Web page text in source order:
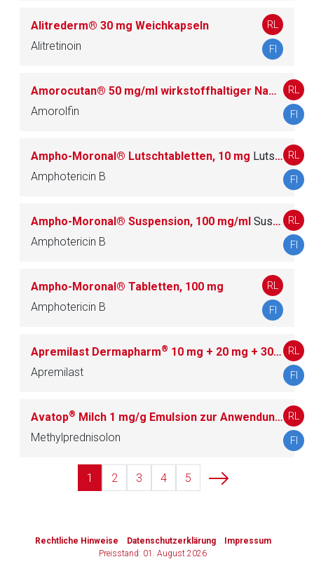
Alitrederm® 30 mg Weichkapseln
Alitretinoin
RL
FI
Amorocutan® 50 mg/ml wirkstoffhaltiger Nagellack
Amorolfin
RL
FI
Ampho-Moronal® Lutschtabletten, 10 mg Lutschtablette zur Anwendung im Mund- und Rachenraum
Amphotericin B
RL
FI
Ampho-Moronal® Suspension, 100 mg/ml Suspension zur Anwendung in der Mundhöhle bzw. zur gas­tro­in­tes­ti­na­len Anwendung
Amphotericin B
RL
FI
Ampho-Moronal® Tabletten, 100 mg
Amphotericin B
RL
FI
Apremilast Dermapharm® 10 mg + 20 mg + 30 mg Filmtabletten; -30 mg Filmtabletten
Apremilast
RL
FI
Avatop® Milch 1 mg/g Emulsion zur Anwendung auf der Haut
Methylprednisolon
RL
FI
1 2 3 4 5
Rechtliche Hinweise Datenschutzerklärung
Impressum
Preisstand: 01. August 2026